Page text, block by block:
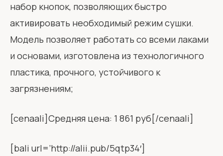
набор кнопок, позволяющих быстро
активировать необходимый режим сушки.
Модель позволяет работать со всеми лаками
и основами, изготовлена из технологичного
пластика, прочного, устойчивого к
загрязнениям;
[cenaali]Средняя цена: 1 861 руб[/cenaali]
[bali url=’http://alii.pub/5qtp34′]